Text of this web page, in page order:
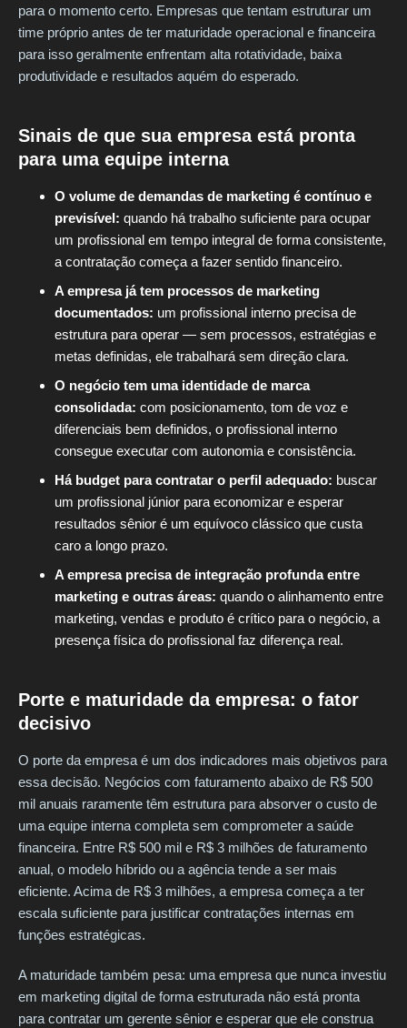
para o momento certo. Empresas que tentam estruturar um
time próprio antes de ter maturidade operacional e financeira
para isso geralmente enfrentam alta rotatividade, baixa
produtividade e resultados aquém do esperado.
Sinais de que sua empresa está pronta
para uma equipe interna
O volume de demandas de marketing é contínuo e
previsível: quando há trabalho suficiente para ocupar
um profissional em tempo integral de forma consistente,
a contratação começa a fazer sentido financeiro.
A empresa já tem processos de marketing
documentados: um profissional interno precisa de
estrutura para operar — sem processos, estratégias e
metas definidas, ele trabalhará sem direção clara.
O negócio tem uma identidade de marca
consolidada: com posicionamento, tom de voz e
diferenciais bem definidos, o profissional interno
consegue executar com autonomia e consistência.
Há budget para contratar o perfil adequado: buscar
um profissional júnior para economizar e esperar
resultados sênior é um equívoco clássico que custa
caro a longo prazo.
A empresa precisa de integração profunda entre
marketing e outras áreas: quando o alinhamento entre
marketing, vendas e produto é crítico para o negócio, a
presença física do profissional faz diferença real.
Porte e maturidade da empresa: o fator
decisivo
O porte da empresa é um dos indicadores mais objetivos para
essa decisão. Negócios com faturamento abaixo de R$ 500
mil anuais raramente têm estrutura para absorver o custo de
uma equipe interna completa sem comprometer a saúde
financeira. Entre R$ 500 mil e R$ 3 milhões de faturamento
anual, o modelo híbrido ou a agência tende a ser mais
eficiente. Acima de R$ 3 milhões, a empresa começa a ter
escala suficiente para justificar contratações internas em
funções estratégicas.
A maturidade também pesa: uma empresa que nunca investiu
em marketing digital de forma estruturada não está pronta
para contratar um gerente sênior e esperar que ele construa